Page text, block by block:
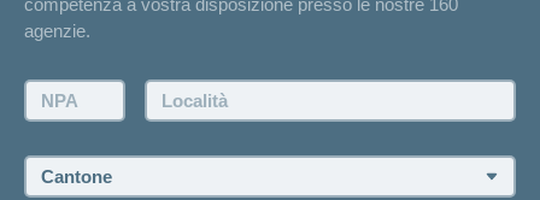
Contatto
Farsi contattare telefonicamente dall'agenzia
Fissare un appuntamento
Offerte di lavoro e carriera
competenza a vostra disposizione presso le nostre 160
agenzie.
NPA: Località:
Cantone: